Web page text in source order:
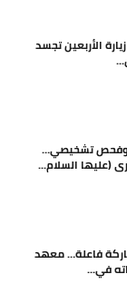
الأربعين تجسد
طبية وفحص تشخيصي…
(عليها السلام...
نوعياً و(80) مشاركة فاعلة… معهد
في...